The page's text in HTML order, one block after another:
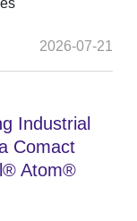
2026-07-21
Industrial
Comact
Atom®